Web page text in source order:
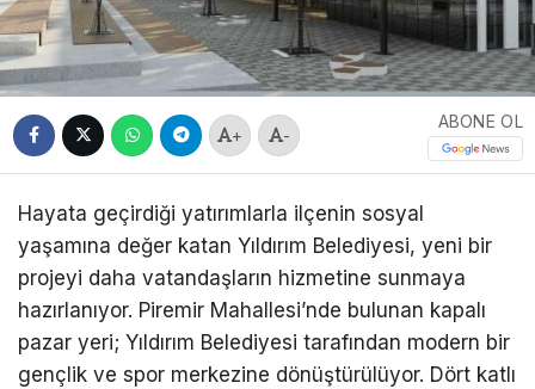
+ -
ABONE OL
Hayata geçirdiği yatırımlarla ilçenin sosyal
yaşamına değer katan Yıldırım Belediyesi, yeni bir
projeyi daha vatandaşların hizmetine sunmaya
hazırlanıyor. Piremir Mahallesi’nde bulunan kapalı
pazar yeri; Yıldırım Belediyesi tarafından modern bir
gençlik ve spor merkezine dönüştürülüyor. Dört katlı